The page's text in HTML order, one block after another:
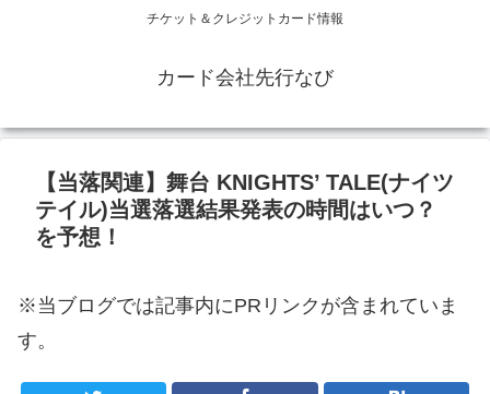
チケット＆クレジットカード情報
カード会社先行なび
【当落関連】舞台 KNIGHTS’ TALE(ナイツ
テイル)当選落選結果発表の時間はいつ？
を予想！
※当ブログでは記事内にPRリンクが含まれていま
す。